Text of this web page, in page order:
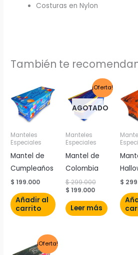
Costuras en Nylon
También te
Manteles
Especiales
Mantel de
Cumpleaños
$ 199.000
Añadir al
carrito
¡Oferta!
AGOTADO
Manteles
Especiales
Mantel de
Colombia
$299.000
El
precio
original
era:
$ 199.000
El
precio
actual
es:
Leer más
$
¡Oferta!
El
precio
El
precio